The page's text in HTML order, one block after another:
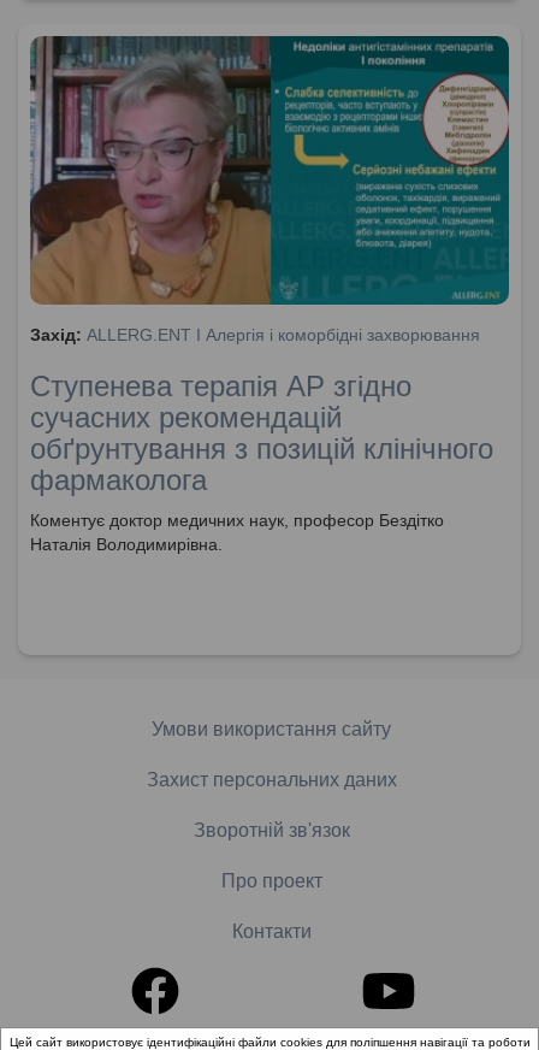
Захід: ALLERG.ENT I Алергія і коморбідні захворювання
Ступенева терапія АР згідно
сучасних рекомендацій
обґрунтування з позицій клінічного
фармаколога
Коментує доктор медичних наук, професор Бездітко
Наталія Володимирівна.
Умови використання сайту
Захист персональних даних
Зворотній зв'язок
Про проект
Контакти
Цей сайт використовує ідентифікаційні файли cookies для поліпшення навігації та роботи